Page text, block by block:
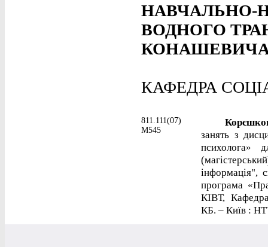
НАВЧАЛЬНО-
ВОДНОГО
КАФЕДРА
811.111(07)
М545
занять з
психолога»
інформація",
програма
КІВТ,
КБ. – Київ :